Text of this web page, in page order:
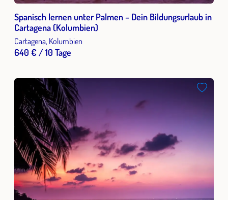
Spanisch lernen unter Palmen – Dein Bildungsurlaub in
Cartagena (Kolumbien)
Cartagena, Kolumbien
640 € / 10 Tage